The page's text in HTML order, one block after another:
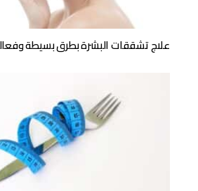
علاج تشققات البشرة بطرق بسيطة